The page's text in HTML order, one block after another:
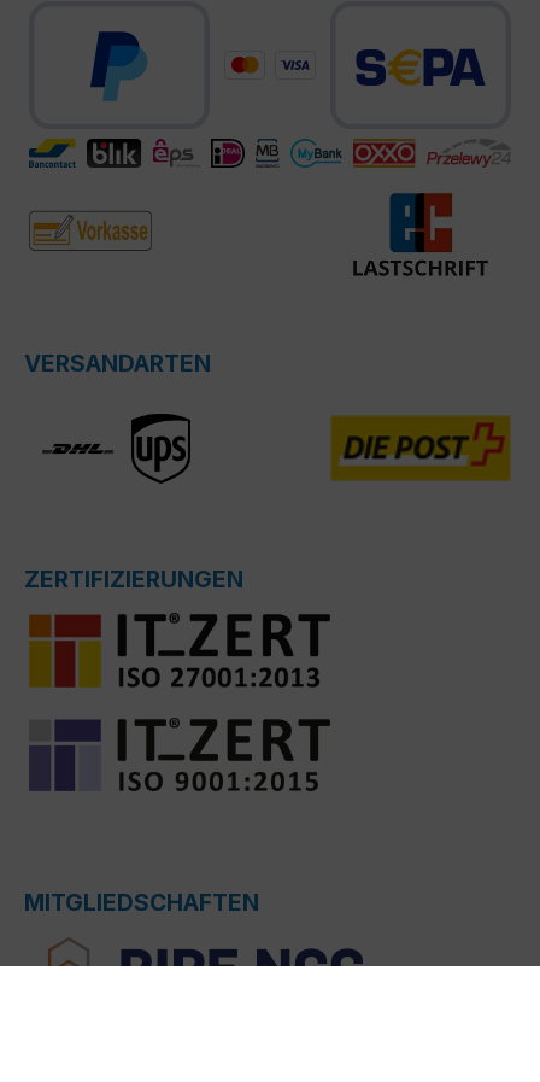
VERSANDARTEN
ZERTIFIZIERUNGEN
MITGLIEDSCHAFTEN